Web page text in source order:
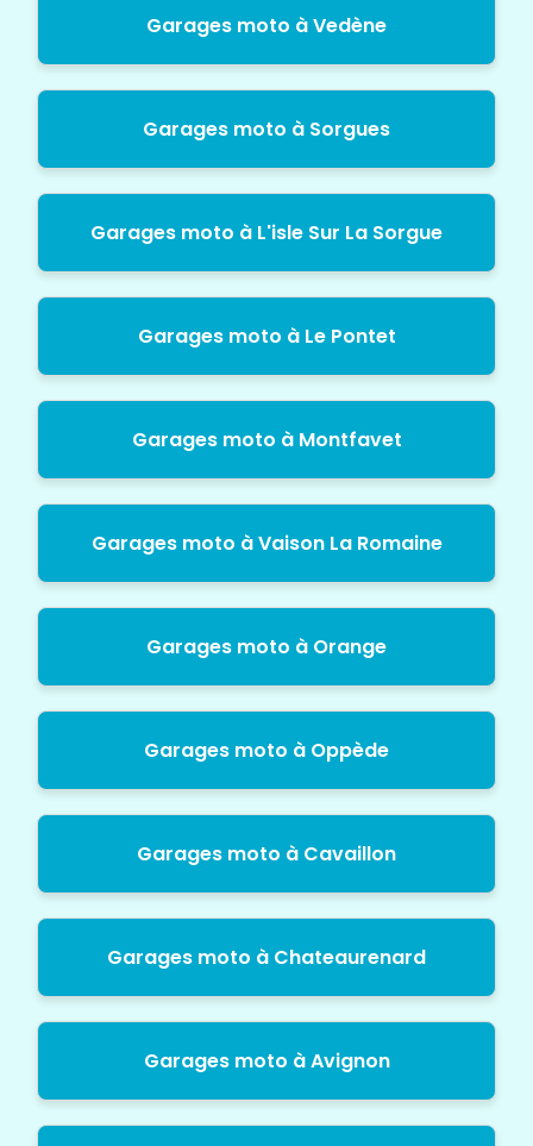
Garages moto à Vedène
Garages moto à Sorgues
Garages moto à L'isle Sur La Sorgue
Garages moto à Le Pontet
Garages moto à Montfavet
Garages moto à Vaison La Romaine
Garages moto à Orange
Garages moto à Oppède
Garages moto à Cavaillon
Garages moto à Chateaurenard
Garages moto à Avignon